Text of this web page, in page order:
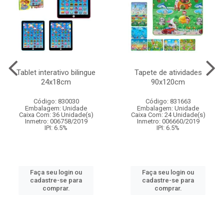
Tablet interativo bilingue
24x18cm
Código: 830030
Embalagem: Unidade
Caixa Com: 36 Unidade(s)
Inmetro: 006758/2019
IPI: 6.5%
Faça seu login ou
cadastre-se para
comprar.
Tapete de atividades
90x120cm
Código: 831663
Embalagem: Unidade
Caixa Com: 24 Unidade(s)
Inmetro: 006660/2019
IPI: 6.5%
Faça seu login ou
cadastre-se para
comprar.